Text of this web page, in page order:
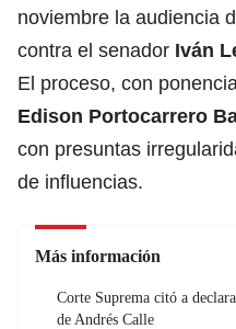
noviembre la audiencia
contra el senador Iván
El proceso, con
Edison Portocarrero
con presuntas
de influencias.
Más información
Corte Suprema citó a
de Andrés Calle